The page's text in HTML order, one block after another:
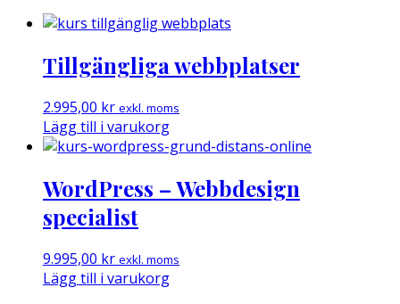
Tillgängliga webbplatser
2.995,00 kr exkl. moms
Lägg till i varukorg
WordPress – Webbdesign
specialist
9.995,00 kr exkl. moms
Lägg till i varukorg